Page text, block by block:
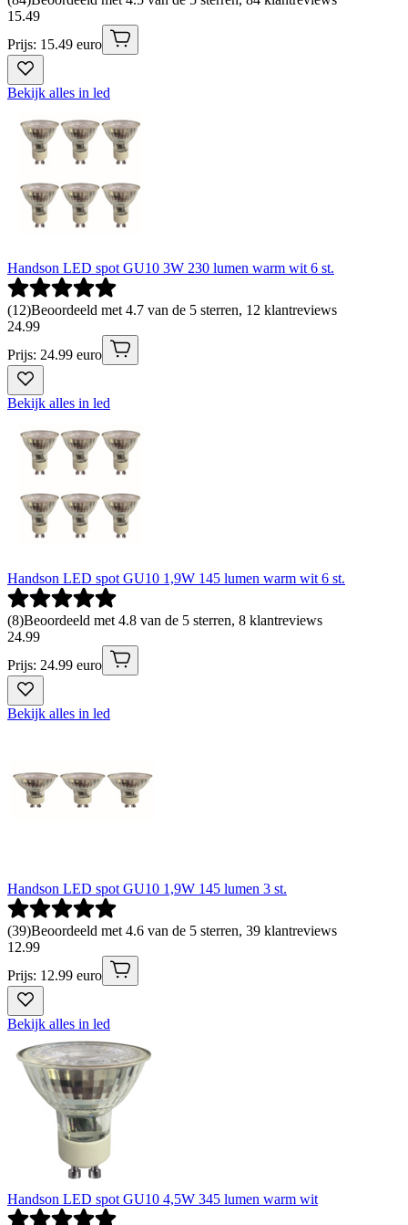
15.49
Prijs: 15.49 euro
Bekijk alles in led
Handson LED spot GU10 3W 230 lumen warm wit 6 st.
(12)Beoordeeld met 4.7 van de 5 sterren, 12 klantreviews
24.99
Prijs: 24.99 euro
Bekijk alles in led
Handson LED spot GU10 1,9W 145 lumen warm wit 6 st.
(8)Beoordeeld met 4.8 van de 5 sterren, 8 klantreviews
24.99
Prijs: 24.99 euro
Bekijk alles in led
Handson LED spot GU10 1,9W 145 lumen 3 st.
(39)Beoordeeld met 4.6 van de 5 sterren, 39 klantreviews
12.99
Prijs: 12.99 euro
Bekijk alles in led
Handson LED spot GU10 4,5W 345 lumen warm wit